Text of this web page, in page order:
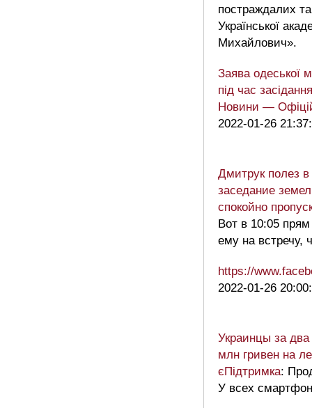
постраждалих
Української
Михайлович».
Заява одеської
під час
Новини —
2022-01-26
Дмитрук полез в
заседание
спокойно
Вот в 10:05
ему на встречу,
https://
2022-01-26
Украинцы за
млн гривен на
єПідтримка:
У всех